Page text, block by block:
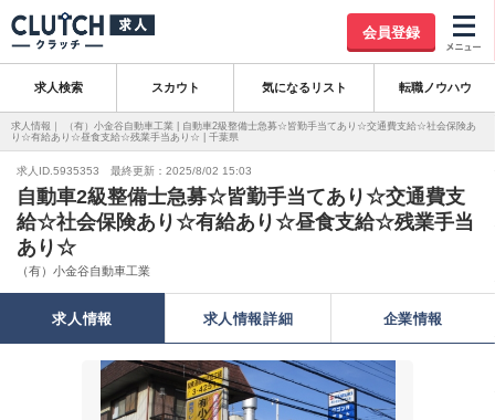
会員登録
求人検索 スカウト 気になるリスト 転職ノウハウ
求人情報｜ （有）小金谷自動車工業 | 自動車2級整備士急募☆皆勤手当てあり☆交通費支給☆社会保険あ
り☆有給あり☆昼食支給☆残業手当あり☆ | 千葉県
求人ID.5935353 最終更新：2025/8/02 15:03
自動車2級整備士急募☆皆勤手当てあり☆交通費支
給☆社会保険あり☆有給あり☆昼食支給☆残業手当
あり☆
（有）小金谷自動車工業
求人情報 求人情報詳細 企業情報